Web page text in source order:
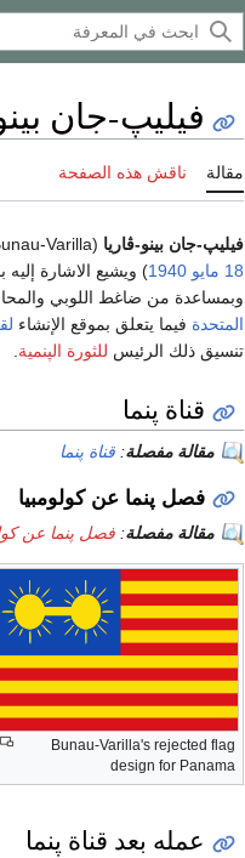
فيليپ-جان
مقالة ناقش هذه الصفحة
فيليپ-جان بينو-ڤاريا ‏(Philippe-Jean Bunau-Varilla؛
18 مايو
1940) ويشيع الاشارة إليه
وبمساعدة من ضاغط اللوبي
المتحدة فيما يتعلق بموقع الإنشاء
تنسيق ذلك الرئيس للثورة الپنمية
قناة پنما
مقالة مفصلة: قناة پنما
فصل پنما عن كولومبيا
مقالة مفصلة: فصل پنما عن
Bunau-Varilla's rejected flag
design for Panama
عمله بعد قناة پنما